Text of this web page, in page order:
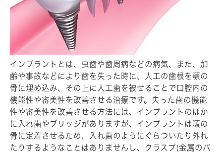
インプラントとは、虫歯や歯周病などの病気、また、加
齢や事故などにより歯を失った時に、人工の歯根を顎の
骨に埋め込み、その上に人工歯を被せることで口腔内の
機能性や審美性を改善させる治療です。失った歯の機能
性や審美性を改善させる方法には、インプラントのほか
に入れ歯やブリッジがありますが、インプラントは顎の
骨に定着させるため、入れ歯のようにぐらついたり外れ
たりするようなことはありませんし、クラスプ(金属のバ